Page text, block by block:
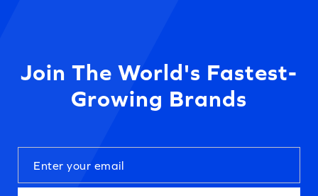
Join The World's Fastest-
Growing Brands